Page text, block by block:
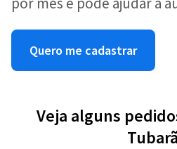
Quero me cadastrar
Veja alguns